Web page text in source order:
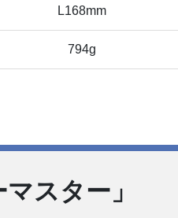
L168mm
794g
スター」